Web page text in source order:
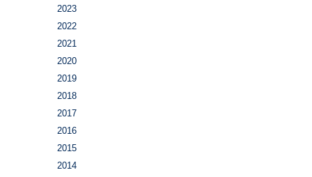
2023
2022
2021
2020
2019
2018
2017
2016
2015
2014